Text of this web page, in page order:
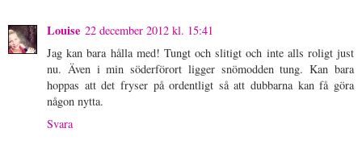
Louise 22 december 2012 kl. 15:41
Jag kan bara hålla med! Tungt och slitigt och inte alls roligt just
nu. Även i min söderförort ligger snömodden tung. Kan bara
hoppas att det fryser på ordentligt så att dubbarna kan få göra
någon nytta.
Svara